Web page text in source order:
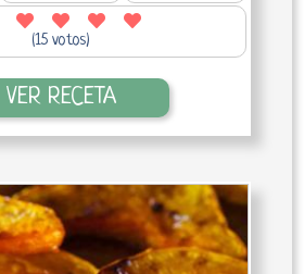
(15 votos)
VER RECETA